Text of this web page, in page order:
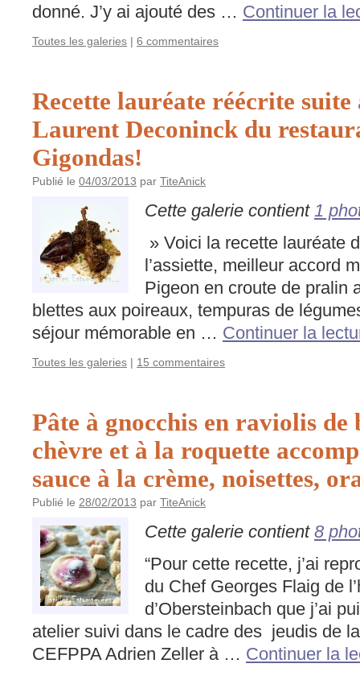
donné. J’y ai ajouté des … Continuer la
Toutes les galeries | 6 commentaires
Recette lauréate réécrite suite
Laurent Deconinck du
Gigondas!
Publié le 04/03/2013 par TiteAnick
Cette galerie contient 1
» Voici la recette lauréate
l’assiette, meilleur accord
Pigeon en croute de pralin
blettes aux poireaux, tempuras de
séjour mémorable en … Continuer la
Toutes les galeries | 15 commentaires
Pâte à gnocchis en raviolis de
chèvre et à la roquette
sauce à la crème, noisettes,
Publié le 28/02/2013 par TiteAnick
Cette galerie contient 8
“Pour cette recette, j’ai
du Chef Georges Flaig de
d’Obersteinbach que j’ai
atelier suivi dans le cadre des jeudis de
CEFPPA Adrien Zeller à … Continuer la